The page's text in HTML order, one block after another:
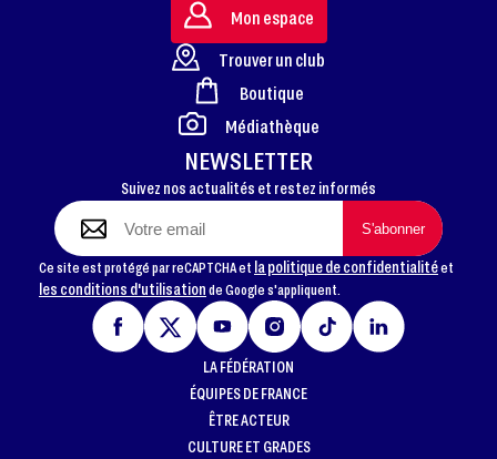
FOOTER
NEWSLETTER
Suivez nos actualités et restez informés
Ce site est protégé par reCAPTCHA et la politique de confidentialitéet
les conditions d'utilisationde Google s'appliquent.
Mon espace
Trouver un club
Boutique
Médiathèque
LA FÉDÉRATION
ÉQUIPES DE FRANCE
ÊTRE ACTEUR
CULTURE ET GRADES